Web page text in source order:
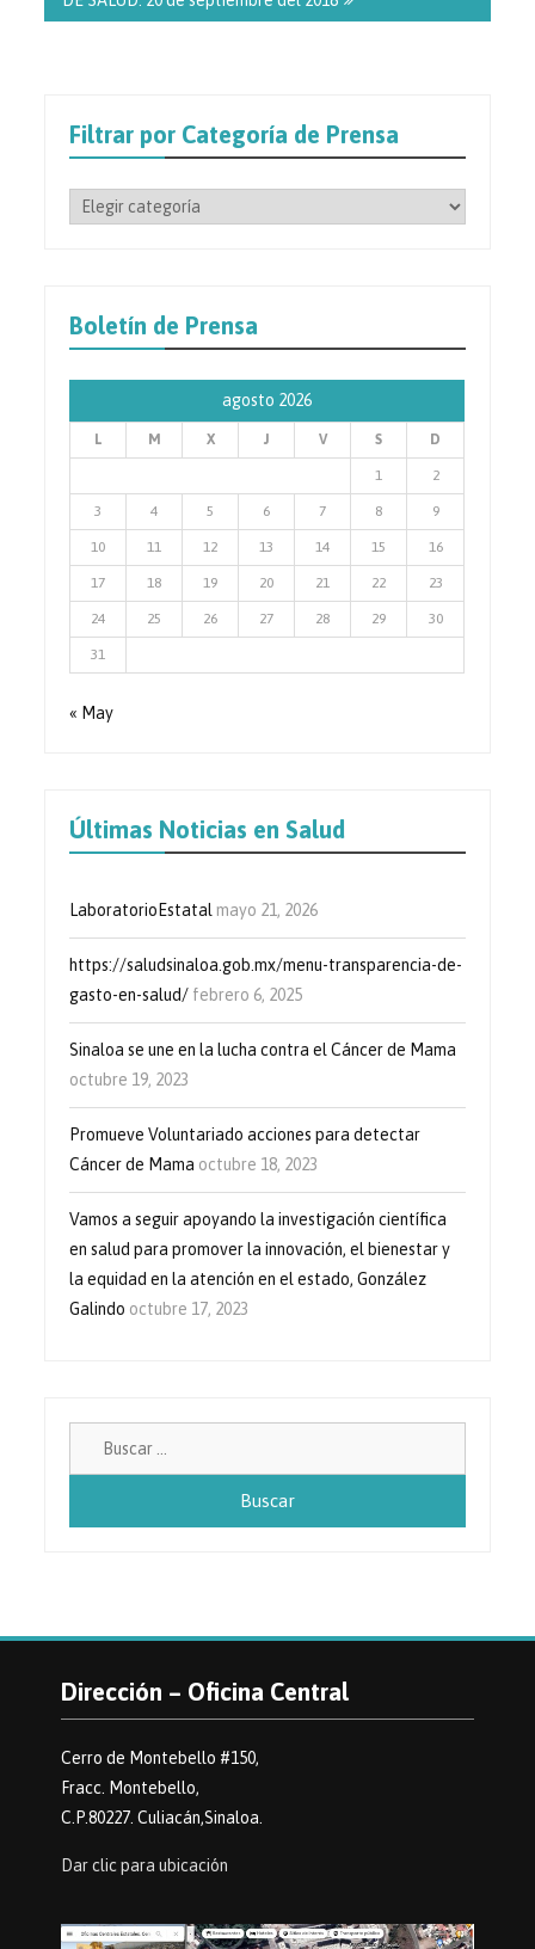
Filtrar por Categoría de Prensa
Filtrar
Prensa
Boletín de Prensa
agosto 2026
L M X J V S D
1 2
3 4 5 6 7 8 9
10 11 12 13 14 15 16
17 18 19 20 21 22 23
24 25 26 27 28 29 30
31
« May
Últimas Noticias en Salud
LaboratorioEstatal mayo 21, 2026
https://saludsinaloa.gob.mx/menu-transparencia-de-
gasto-en-salud/ febrero 6, 2025
Sinaloa se une en la lucha contra el Cáncer de Mama
octubre 19, 2023
Promueve Voluntariado acciones para detectar
Cáncer de Mama octubre 18, 2023
Vamos a seguir apoyando la investigación científica
en salud para promover la innovación, el bienestar y
la equidad en la atención en el estado, González
Galindo octubre 17, 2023
Dirección – Oficina Central
Cerro de Montebello #150,
Fracc. Montebello,
C.P.80227. Culiacán,Sinaloa.
Dar clic para ubicación